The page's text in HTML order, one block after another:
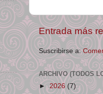
Entrada más
Suscribirse a:
ARCHIVO (TODOS
► 2026 (7)